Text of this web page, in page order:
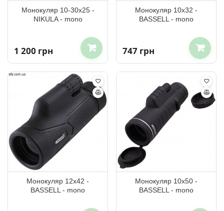
Монокуляр 10-30x25 -
NIKULA - mono
1 200 грн
Монокуляр 10x32 -
BASSELL - mono
747 грн
Монокуляр 12x42 -
BASSELL - mono
Монокуляр 10x50 -
BASSELL - mono